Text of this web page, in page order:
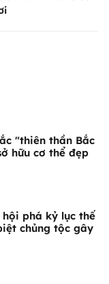
"thiên thần Bắc
hữu cơ thể đẹp
hội phá kỷ lục thế
chủng tộc gây